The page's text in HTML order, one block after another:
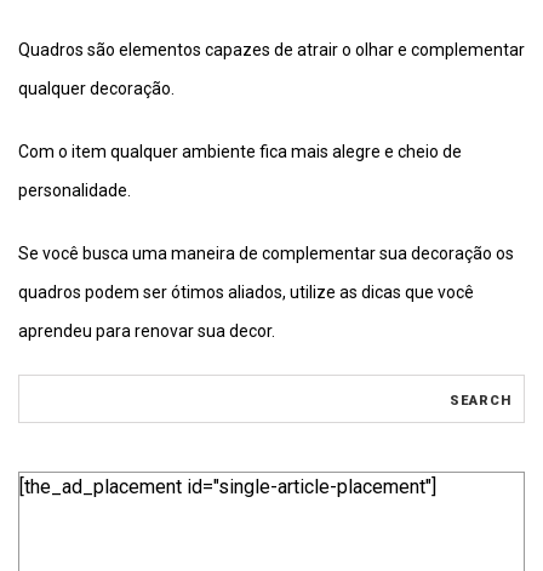
Quadros são elementos capazes de atrair o olhar e complementar
qualquer decoração.
Com o item qualquer ambiente fica mais alegre e cheio de
personalidade.
Se você busca uma maneira de complementar sua decoração os
quadros podem ser ótimos aliados, utilize as dicas que você
aprendeu para renovar sua decor.
[the_ad_placement id="single-article-placement"]